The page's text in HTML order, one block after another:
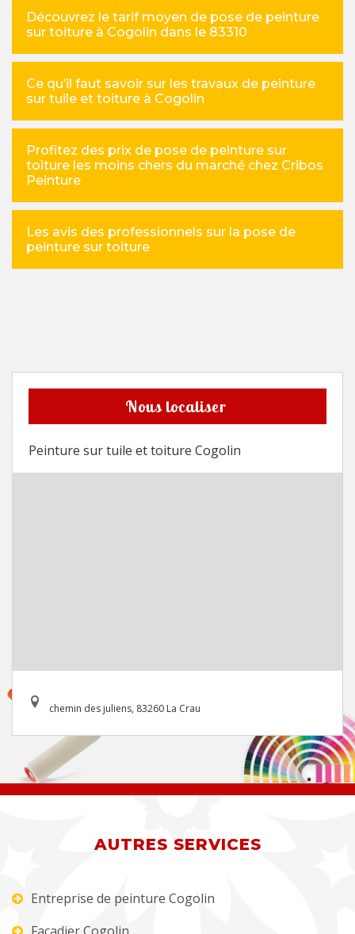
Découvrez le tarif moyen de pose de peinture
sur toiture à Cogolin dans le 83310
Ce qu’il faut savoir sur les travaux de peinture
sur tuile et toiture à Cogolin
Profitez des prix de pose de peinture sur
toiture les moins chers du marché chez Cribos
Peinture
Les avis des professionnels sur la pose de
peinture sur toiture
Nous localiser
Peinture sur tuile et toiture Cogolin
chemin des juliens, 83260 La Crau
AUTRES SERVICES
Entreprise de peinture Cogolin